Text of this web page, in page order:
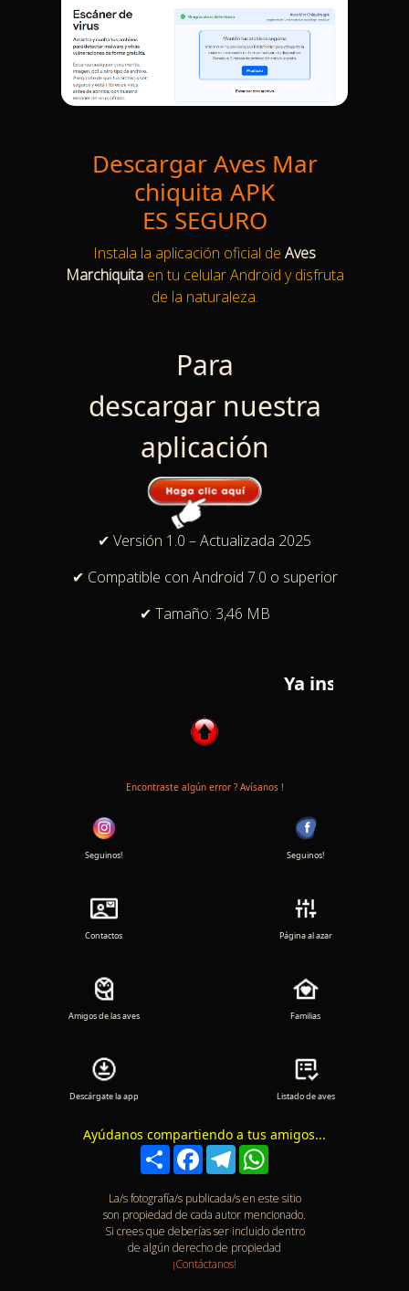
Descargar Aves Mar
chiquita APK
ES SEGURO
Instala la aplicación oficial de Aves
Marchiquitaen tu celular Android y disfruta
de la naturaleza.
Para
descargar nuestra
aplicación
✔ Versión 1.0 – Actualizada 2025
✔ Compatible con Android 7.0 o superior
✔ Tamaño: 3,46 MB
Ya instalaste
Encontraste algún error ? Avísanos !
Seguinos! Seguinos!
Contactos Página al azar
Amigos de las aves Familias
Descárgate la app Listado de aves
Ayúdanos compartiendo a tus amigos...
Compartir
Facebook
Telegram
La/s fotografía/s publicada/s en este sitio
son propiedad de cada autor mencionado.
Si crees que deberías ser incluido dentro
de algún derecho de propiedad
¡Contáctanos!